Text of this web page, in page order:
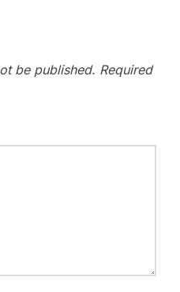
be published. Required